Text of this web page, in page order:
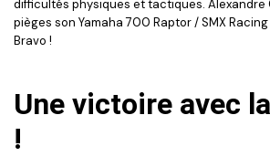
difficultés physiques et tactiques. Alexandre
pièges son Yamaha 700 Raptor / SMX
Bravo !
Une victoire avec
!